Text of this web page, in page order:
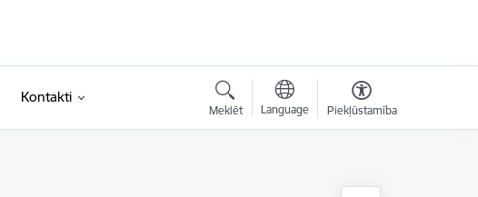
Kontakti
Meklēt Language Piekļūstamība